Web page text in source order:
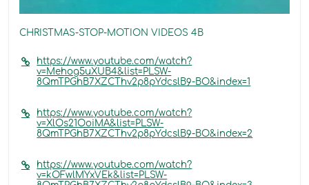
CHRISTMAS-STOP-MOTION VIDEOS 4B
https://www.youtube.com/watch?
v=Mehog5uXUB4&list=PLSW-
8QmTPGhB7XZCThv2p8pYdcslB9-BO&index=1
https://www.youtube.com/watch?
v=XlOs21OoiMA&list=PLSW-
8QmTPGhB7XZCThv2p8pYdcslB9-BO&index=2
https://www.youtube.com/watch?
v=kOFwlMYxVEk&list=PLSW-